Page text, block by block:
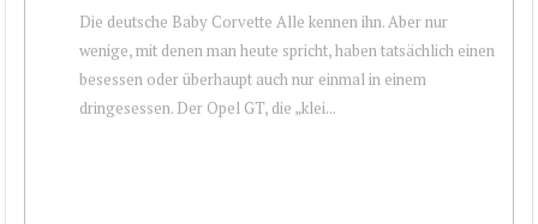
Die deutsche Baby Corvette Alle kennen ihn. Aber nur
wenige, mit denen man heute spricht, haben tatsächlich einen
besessen oder überhaupt auch nur einmal in einem
dringesessen. Der Opel GT, die „klei...